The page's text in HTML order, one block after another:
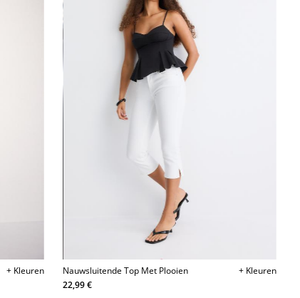
+ Kleuren
Nauwsluitende Top Met Plooien
+ Kleuren
22,99 €